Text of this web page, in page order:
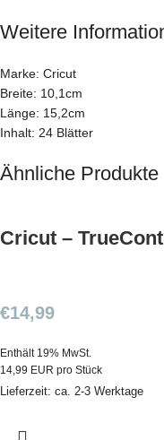
Weitere
Marke: Cricut
Breite: 10,1cm
Länge: 15,2cm
Inhalt: 24 Blätter
Ähnliche Produkte
Cricut –
€14,99
Enthält 19% MwSt.
14,99 EUR pro Stück
Lieferzeit: ca. 2-3 Werktage